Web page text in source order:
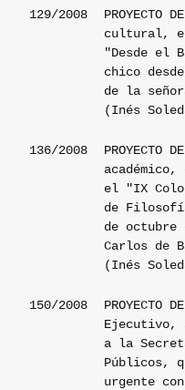
129/2008
PROYECTO
cultural,
"Desde el
chico
de la
(Inés
136/2008
PROYECTO
el "IX
de
de octubre
Carlos de
(Inés
150/2008
PROYECTO
Ejecutivo,
a la
Públicos,
urgente